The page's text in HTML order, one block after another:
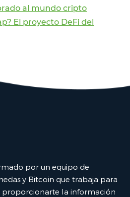
al mundo cripto
El proyecto DeFi del
por un equipo de
y Bitcoin que trabaja para
proporcionarte la información